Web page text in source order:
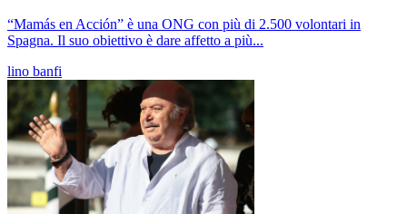
“Mamás en Acción” è una ONG con più di 2.500 volontari in
Spagna. Il suo obiettivo è dare affetto a più...
lino banfi